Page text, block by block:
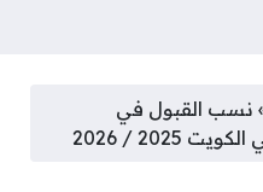
نسب القبول في
/ 2026